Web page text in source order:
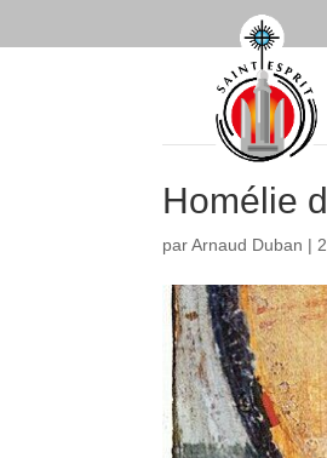
Homélie
parArnaud Duban |